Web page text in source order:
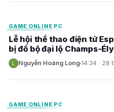
GAME ONLINE PC
Lễ hội thể thao điện tử
bị đổ bộ đại lộ Champs-
N Nguyễn Hoàng Long 14:34 · 28
GAME ONLINE PC